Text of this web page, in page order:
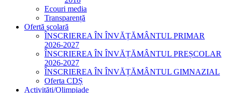
Ecouri media
Transparență
Ofertă şcolară
ÎNSCRIEREA ÎN ÎNVĂȚĂMÂNTUL PRIMAR
2026-2027
ÎNSCRIEREA ÎN ÎNVĂȚĂMÂNTUL PREȘCOLAR
2026-2027
ÎNSCRIEREA ÎN ÎNVĂȚĂMÂNTUL GIMNAZIAL
Oferta CDȘ
Activități/Olimpiade